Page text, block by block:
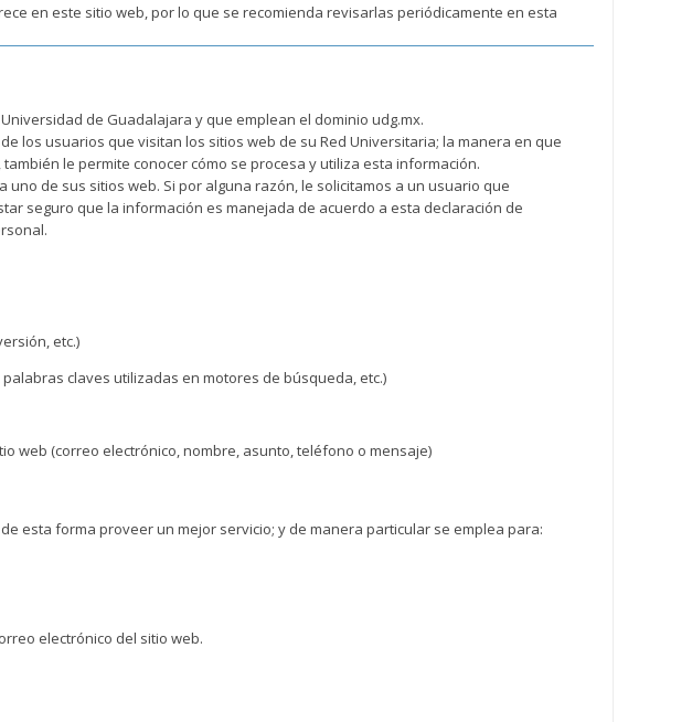
en este sitio web, por lo que se recomienda revisarlas periódicamente en esta
de Guadalajara y que emplean el dominio udg.mx.
los usuarios que visitan los sitios web de su Red Universitaria; la manera en que
le permite conocer cómo se procesa y utiliza esta información.
de sus sitios web. Si por alguna razón, le solicitamos a un usuario que
seguro que la información es manejada de acuerdo a esta declaración de
etc.)
claves utilizadas en motores de búsqueda, etc.)
web (correo electrónico, nombre, asunto, teléfono o mensaje)
esta forma proveer un mejor servicio; y de manera particular se emplea para:
electrónico del sitio web.